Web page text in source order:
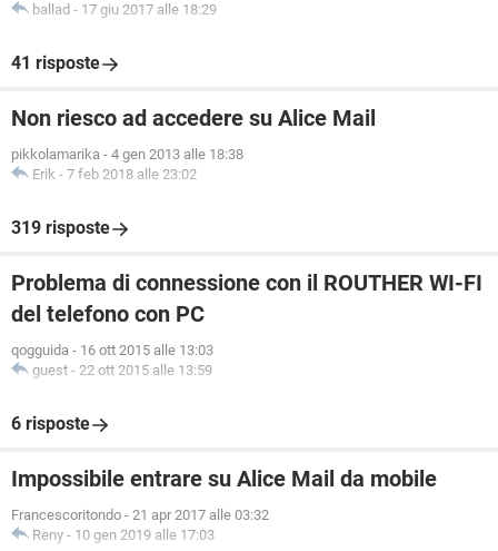
ballad - 17 giu 2017 alle 18:29
41 risposte
Non riesco ad accedere su Alice Mail
pikkolamarika - 4 gen 2013 alle 18:38
Erik - 7 feb 2018 alle 23:02
319 risposte
Problema di connessione con il ROUTHER WI-FI
del telefono con PC
qogguida - 16 ott 2015 alle 13:03
guest - 22 ott 2015 alle 13:59
6 risposte
Impossibile entrare su Alice Mail da mobile
Francescoritondo - 21 apr 2017 alle 03:32
Reny - 10 gen 2019 alle 17:03